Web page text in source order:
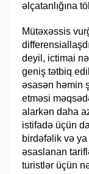
əlçatanlığına
Mütəxəssis
deyil, ictimai
geniş tətbiq
əsasən həmin
etməsi
alarkən daha
istifadə üçün
birdəfəlik və
əsaslanan
turistlər üçün